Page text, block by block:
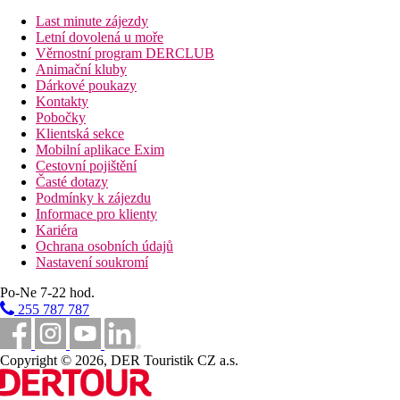
vybavenost apartmánů
TV sat./ chromecast přístup přes USB, fén, trouba, myčka
důležité upozornění
Skipas je zahrnut v ceně ubytování.
upozornění
parkování je nutné nahlásit ihned při potvrzení přihlášky!
délka pobytu
pevně dané týdenní pobyty od / do soboty
Vzdálenosti
980 km
Praha
1170 km
Brno
Last minute zájezdy
Letní dovolená u moře
Věrnostní program DERCLUB
Animační kluby
Dárkové poukazy
Kontakty
Pobočky
Klientská sekce
Mobilní aplikace Exim
Cestovní pojištění
Časté dotazy
Podmínky k zájezdu
Informace pro klienty
Kariéra
Ochrana osobních údajů
Nastavení soukromí
Po-Ne 7-22 hod.
255 787 787
Copyright © 2026, DER Touristik CZ a.s.